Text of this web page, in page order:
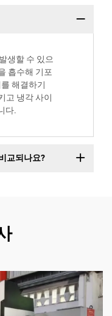
생할 수 있으
흡수해 기포
해결하기
고 냉각 사이
다.
교되나요?